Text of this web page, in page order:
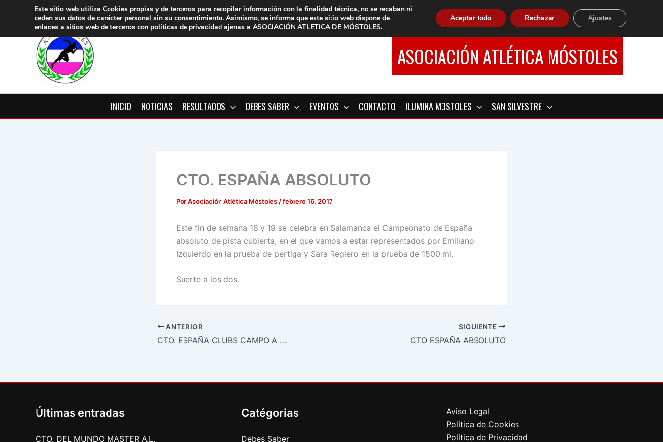
contenido
ASOCIACIÓN ATLÉTICA MÓSTOLES
INICIO NOTICIAS RESULTADOS DEBES SABER EVENTOS CONTACTO ILUMINA MOSTOLES SAN SILVESTRE
CTO. ESPAÑA ABSOLUTO
PorAsociación Atlética Móstoles /febrero 16, 2017
Este fin de semana 18 y 19 se celebra en Salamanca el Campeonato de España
absoluto de pista cubierta, en el que vamos a estar representados por Emiliano
Izquierdo en la prueba de pertiga y Sara Reglero en la prueba de 1500 ml.
Suerte a los dos.
ANTERIOR
CTO. ESPAÑA CLUBS CAMPO A TRAVES
SIGUIENTE
CTO ESPAÑA ABSOLUTO
Últimas entradas
CTO. DEL MUNDO MASTER A.L.
Catégorias
Debes Saber
Aviso Legal
Política de Cookies
Política de Privacidad
Este sitio web utiliza Cookies propias y de terceros para recopilar información con la finalidad técnica, no se recaban ni
ceden sus datos de carácter personal sin su consentimiento. Asimismo, se informa que este sitio web dispone de
enlaces a sitios web de terceros con políticas de privacidad ajenas a ASOCIACIÓN ATLETICA DE MÓSTOLES.
Aceptar todo Rechazar Ajustes